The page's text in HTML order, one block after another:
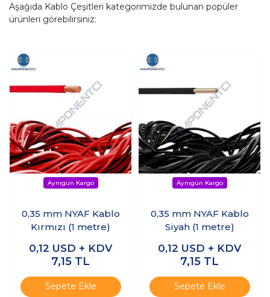
Aşağıda Kablo Çeşitleri kategorimizde bulunan popüler
ürünleri görebilirsiniz:
0,35 mm NYAF Kablo
Kırmızı (1 metre)
0,12 USD + KDV
7,15 TL
Sepete Ekle
0,35 mm NYAF Kablo
Siyah (1 metre)
0,12 USD + KDV
7,15 TL
Sepete Ekle